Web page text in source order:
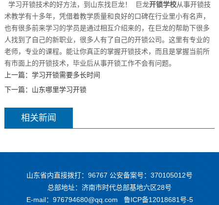
学习开锁技术的好方法，到山东找巨龙！ 巨龙开锁学校从事开锁技
术教学有十多年，凭借着教学质量和良好的口碑在行业里小有名声，
也有很多前来学习的学员是通过相互介绍来的，在巨龙的帮助下很多
人找到了自己的新职业，很多人有了自己的开锁公司。这里有专业的
老师，专业的课程。能让你真正的掌握开锁技术，而且是掌握当前所
有市面上的开锁技术，毕业后从事开锁工作不会有问题。
上一篇： 学习开锁需要多长时间
下一篇： 山东哪里学习开锁
相关新闻
山东省内直接拨打：96767 公安备案号：370105012号
总部地址：济南市时代总部基地六区28号
E-mail：976794680@qq.com 鲁ICP备12018681号-5